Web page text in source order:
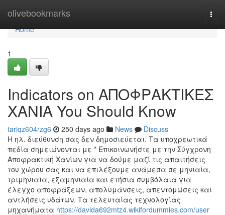
olivebookmarks
Home
Home
1
Indicators on ΑΠΟΦΡΑΚΤΙΚΕΣ
ΧΑΝΙΑ You Should Know
tariqz604rzg6 250 days ago News
Discuss
Η ηλ. διεύθυνση σας δεν δημοσιεύεται. Τα υποχρεωτικά
πεδία σημειώνονται με * Επικοινωνήστε με την Σύγχρονη
Αποφρακτική Χανίων για να δούμε μαζί τις απαιτήσεις
του χώρου σας και να επιλέξουμε ανάμεσα σε μηνιαία,
τριμηνιαία, εξαμηνιαία και ετήσια συμβόλαια για
έλεγχο αποφράξεων, απολυμάνσεις, απεντομώσεις και
αντλήσεις υδάτων. Τα τελευταίας τεχνολογίας
μηχανήματα https://davida692mtz4.wikifordummies.com/user